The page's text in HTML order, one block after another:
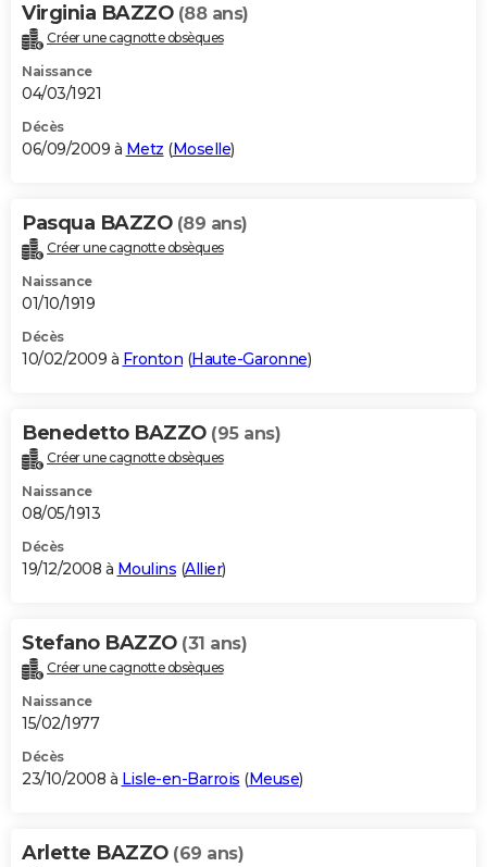
Virginia BAZZO (88 ans)
Créer une cagnotte obsèques
Naissance
04/03/1921
Décès
06/09/2009 à Metz (Moselle)
Pasqua BAZZO (89 ans)
Créer une cagnotte obsèques
Naissance
01/10/1919
Décès
10/02/2009 à Fronton (Haute-Garonne)
Benedetto BAZZO (95 ans)
Créer une cagnotte obsèques
Naissance
08/05/1913
Décès
19/12/2008 à Moulins (Allier)
Stefano BAZZO (31 ans)
Créer une cagnotte obsèques
Naissance
15/02/1977
Décès
23/10/2008 à Lisle-en-Barrois (Meuse)
Arlette BAZZO (69 ans)